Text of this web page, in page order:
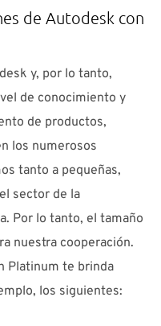
de Autodesk con
y, por lo tanto,
de conocimiento y
de productos,
los numerosos
tanto a pequeñas,
sector de la
Por lo tanto, el tamaño
nuestra cooperación.
Platinum te brinda
los siguientes: